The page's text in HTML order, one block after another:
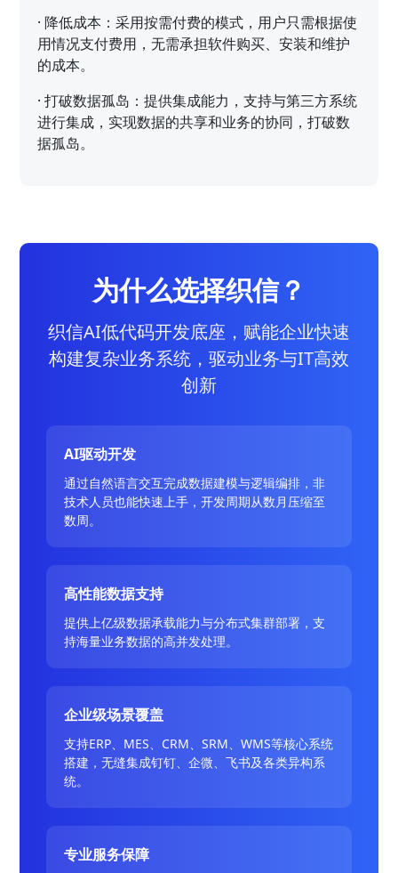
·降低成本：采用按需付费的模式，用户只需根据使
用情况支付费用，无需承担软件购买、安装和维护
的成本。
·打破数据孤岛：提供集成能力，支持与第三方系统
进行集成，实现数据的共享和业务的协同，打破数
据孤岛。
为什么选择织信？
织信AI低代码开发底座，赋能企业快速
构建复杂业务系统，驱动业务与IT高效
创新
AI驱动开发
通过自然语言交互完成数据建模与逻辑编排，非
技术人员也能快速上手，开发周期从数月压缩至
数周。
高性能数据支持
提供上亿级数据承载能力与分布式集群部署，支
持海量业务数据的高并发处理。
企业级场景覆盖
支持ERP、MES、CRM、SRM、WMS等核心系统
搭建，无缝集成钉钉、企微、飞书及各类异构系
统。
专业服务保障